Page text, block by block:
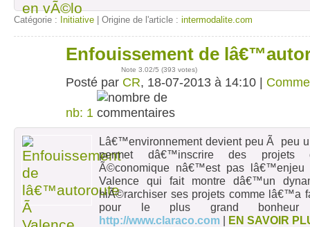
Catégorie : Initiative | Origine de l'article : intermodalite.com
Enfouissement de
Note 3.02/5 (393 votes)
Posté par CR, 18-07-2013 à 14:10 |
nb: 1
Lâ€™environnement devient peu Ã peu
permet dâ€™inscrire des projets
Ã©conomique nâ€™est pas lâ€™enjeu
Valence qui fait montre dâ€™un
hiÃ©rarchiser ses projets comme lâ€™a
pour le plus grand bonheur
http://www.claraco.com | EN SAVOIR